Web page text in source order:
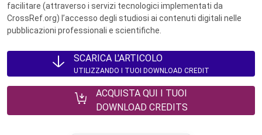
facilitare (attraverso i servizi tecnologici implementati da
CrossRef.org) l’accesso degli studiosi ai contenuti digitali nelle
pubblicazioni professionali e scientifiche.
SCARICA L'ARTICOLO
UTILIZZANDO I TUOI DOWNLOAD CREDIT
ACQUISTA QUI I TUOI
DOWNLOAD CREDITS